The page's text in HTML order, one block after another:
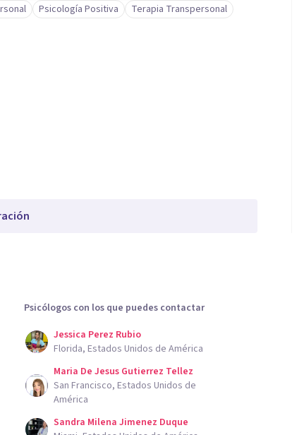
Psicología Positiva Terapia Transpersonal
Psicólogos con los que puedes contactar
Jessica Perez Rubio
Florida, Estados Unidos de América
Maria De Jesus Gutierrez Tellez
San Francisco, Estados Unidos de
América
Sandra Milena Jimenez Duque